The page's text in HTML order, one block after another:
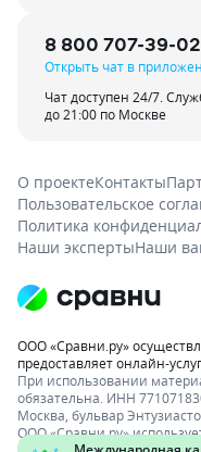
8 800 707-39-02
Открыть чат в
Чат доступен 24/7.
до 21:00 по Москве
О проектеКонтакты
Пользовательское
Политика
Наши экспертыНаши
ООО «Сравни.ру»
предоставляет онлайн-
При использовании
обязательна. ИНН
Москва, бульвар
ООО «Сравни.ру»